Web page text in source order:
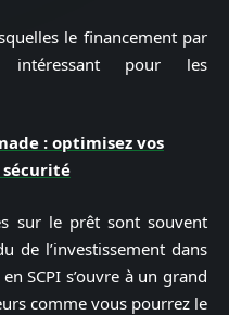
le financement par
intéressant pour les
: optimisez vos
sur le prêt sont souvent
de l’investissement dans
SCPI s’ouvre à un grand
comme vous pourrez le